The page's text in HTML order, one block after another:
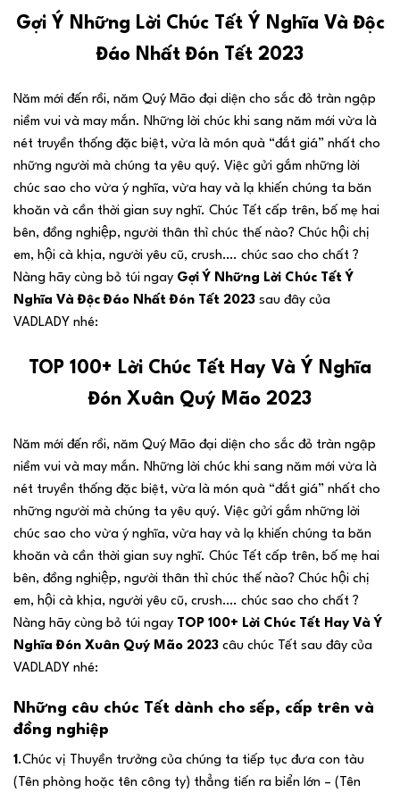
Gợi Ý Những Lời Chúc Tết Ý Nghĩa Và Độc
Đáo Nhất Đón Tết 2023
Năm mới đến rồi, năm Quý Mão đại diện cho sắc đỏ tràn ngập
niềm vui và may mắn. Những lời chúc khi sang năm mới vừa là
nét truyền thống đặc biệt, vừa là món quà “đắt giá” nhất cho
những người mà chúng ta yêu quý. Việc gửi gắm những lời
chúc sao cho vừa ý nghĩa, vừa hay và lạ khiến chúng ta băn
khoăn và cần thời gian suy nghĩ. Chúc Tết cấp trên, bố mẹ hai
bên, đồng nghiệp, người thân thì chúc thế nào? Chúc hội chị
em, hội cà khịa, người yêu cũ, crush…. chúc sao cho chất ?
Nàng hãy cùng bỏ túi ngay Gợi Ý Những Lời Chúc Tết Ý
Nghĩa Và Độc Đáo Nhất Đón Tết 2023 sau đây của
VADLADY nhé:
TOP 100+ Lời Chúc Tết Hay Và Ý Nghĩa
Đón Xuân Quý Mão 2023
Năm mới đến rồi, năm Quý Mão đại diện cho sắc đỏ tràn ngập
niềm vui và may mắn. Những lời chúc khi sang năm mới vừa là
nét truyền thống đặc biệt, vừa là món quà “đắt giá” nhất cho
những người mà chúng ta yêu quý. Việc gửi gắm những lời
chúc sao cho vừa ý nghĩa, vừa hay và lạ khiến chúng ta băn
khoăn và cần thời gian suy nghĩ. Chúc Tết cấp trên, bố mẹ hai
bên, đồng nghiệp, người thân thì chúc thế nào? Chúc hội chị
em, hội cà khịa, người yêu cũ, crush…. chúc sao cho chất ?
Nàng hãy cùng bỏ túi ngay
TOP 100+ Lời Chúc Tết Hay Và Ý
Nghĩa Đón Xuân Quý Mão 2023 câu chúc Tết sau đây của
VADLADY nhé:
Những câu chúc Tết dành cho sếp, cấp trên và
đồng nghiệp
1.Chúc vị Thuyền trưởng của chúng ta tiếp tục đưa con tàu
(Tên phòng hoặc tên công ty) thẳng tiến ra biển lớn – (Tên